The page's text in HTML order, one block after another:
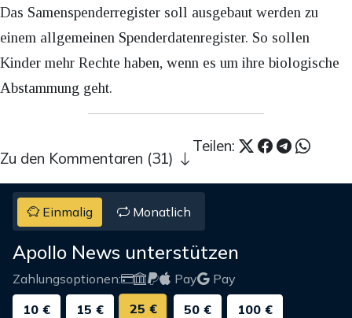
Das Samenspenderregister soll ausgebaut werden zu
einem allgemeinen Spenderdatenregister. So sollen
Kinder mehr Rechte haben, wenn es um ihre biologische
Abstammung geht.
Teilen:
Zu den Kommentaren (31)
Einmalig Monatlich
Apollo News unterstützen
Zahlungsoptionen: Pay
Pay
10 €
15 € 25 € 50 € 100 €